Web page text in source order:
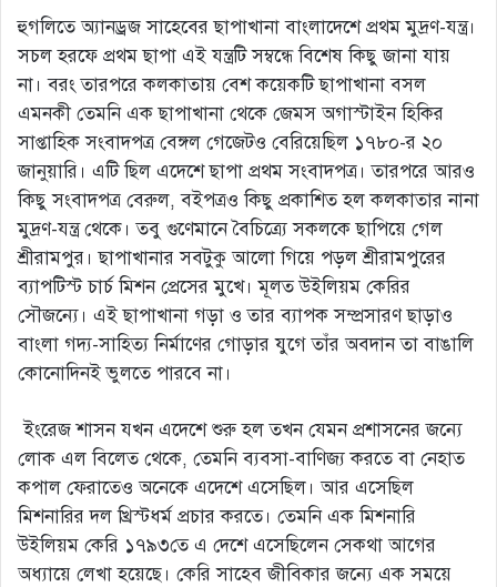
হুগলিতে অ্যানড্রজ সাহেবের ছাপাখানা বাংলাদেশে প্রথম মুদ্রণ-যন্ত্র।
সচল হরফে প্রথম ছাপা এই যন্ত্রটি সম্বন্ধে বিশেষ কিছু জানা যায়
না। বরং তারপরে কলকাতায় বেশ কয়েকটি ছাপাখানা বসল
এমনকী তেমনি এক ছাপাখানা থেকে জেমস অগাস্টাইন হিকির
সাপ্তাহিক সংবাদপত্র বেঙ্গল গেজেটও বেরিয়েছিল ১৭৮০-র ২০
জানুয়ারি। এটি ছিল এদেশে ছাপা প্রথম সংবাদপত্র। তারপরে আরও
কিছু সংবাদপত্র বেরুল, বইপত্রও কিছু প্রকাশিত হল কলকাতার নানা
মুদ্রণ-যন্ত্র থেকে। তবু গুণেমানে বৈচিত্র্যে সকলকে ছাপিয়ে গেল
শ্রীরামপুর। ছাপাখানার সবটুকু আলো গিয়ে পড়ল শ্রীরামপুরের
ব্যাপটিস্ট চার্চ মিশন প্রেসের মুখে। মূলত উইলিয়ম কেরির
সৌজন্যে। এই ছাপাখানা গড়া ও তার ব্যাপক সম্প্রসারণ ছাড়াও
বাংলা গদ্য-সাহিত্য নির্মাণের গোড়ার যুগে তাঁর অবদান তা বাঙালি
কোনোদিনই ভুলতে পারবে না।
ইংরেজ শাসন যখন এদেশে শুরু হল তখন যেমন প্রশাসনের জন্যে
লোক এল বিলেত থেকে, তেমনি ব্যবসা-বাণিজ্য করতে বা নেহাত
কপাল ফেরাতেও অনেকে এদেশে এসেছিল। আর এসেছিল
মিশনারির দল খ্রিস্টধর্ম প্রচার করতে। তেমনি এক মিশনারি
উইলিয়ম কেরি ১৭৯৩তে এ দেশে এসেছিলেন সেকথা আগের
অধ্যায়ে লেখা হয়েছে। কেরি সাহেব জীবিকার জন্যে এক সময়ে